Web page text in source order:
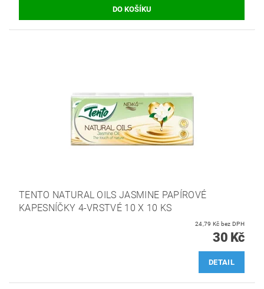
TENTO NATURAL OILS JASMINE PAPÍROVÉ
KAPESNÍČKY 4-VRSTVÉ 10 X 10 KS
24,79 Kč bez DPH
30 Kč
DETAIL